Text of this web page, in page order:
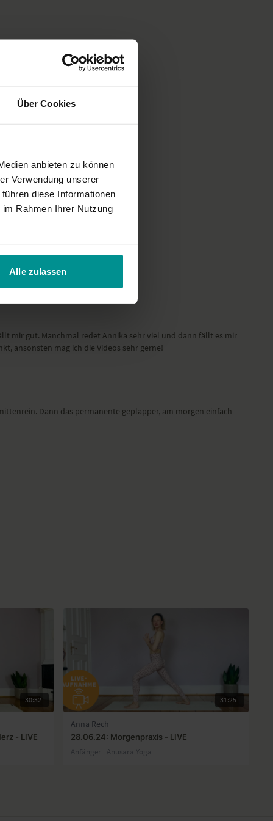
Über Cookies
anbieten zu können
Verwendung unserer
diese Informationen
Rahmen Ihrer Nutzung
Alle zulassen
der gewohnten YogaEasy-Qualität entspricht.
mir gut. Manchmal redet Annika sehr viel und dann fällt es mir
ansonsten mag ich die Videos sehr gerne!
Dann das permanente geplapper, am morgen einfach
30:32
- LIVE
31:25
Anna Rech
28.06.24: Morgenpraxis - LIVE
Anfänger | Anusara Yoga